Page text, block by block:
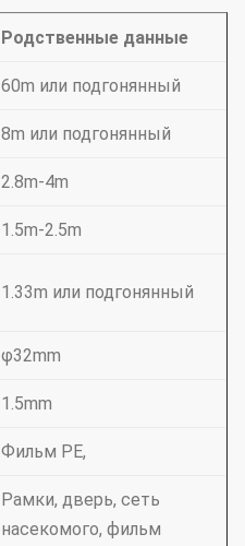
Родственные данные
60m или подгонянный
8m или подгонянный
2.8m-4m
1.5m-2.5m
1.33m или подгонянный
φ32mm
1.5mm
Фильм PE,
Рамки, дверь, сеть
насекомого, фильм